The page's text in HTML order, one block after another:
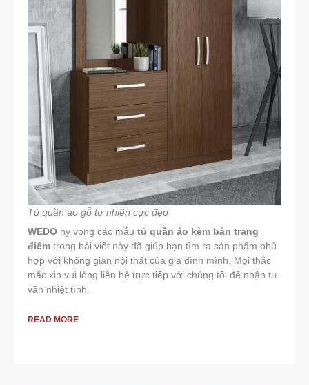
Tủ quần áo gỗ tự nhiên cực đẹp
WEDO hy vọng các mẫu tủ quần áo kèm bàn trang
điểm trong bài viết này đã giúp bạn tìm ra sản phẩm phù
hợp với không gian nội thất của gia đình mình. Mọi thắc
mắc xin vui lòng liên hệ trực tiếp với chúng tôi để nhận tư
vấn nhiệt tình.
READ MORE